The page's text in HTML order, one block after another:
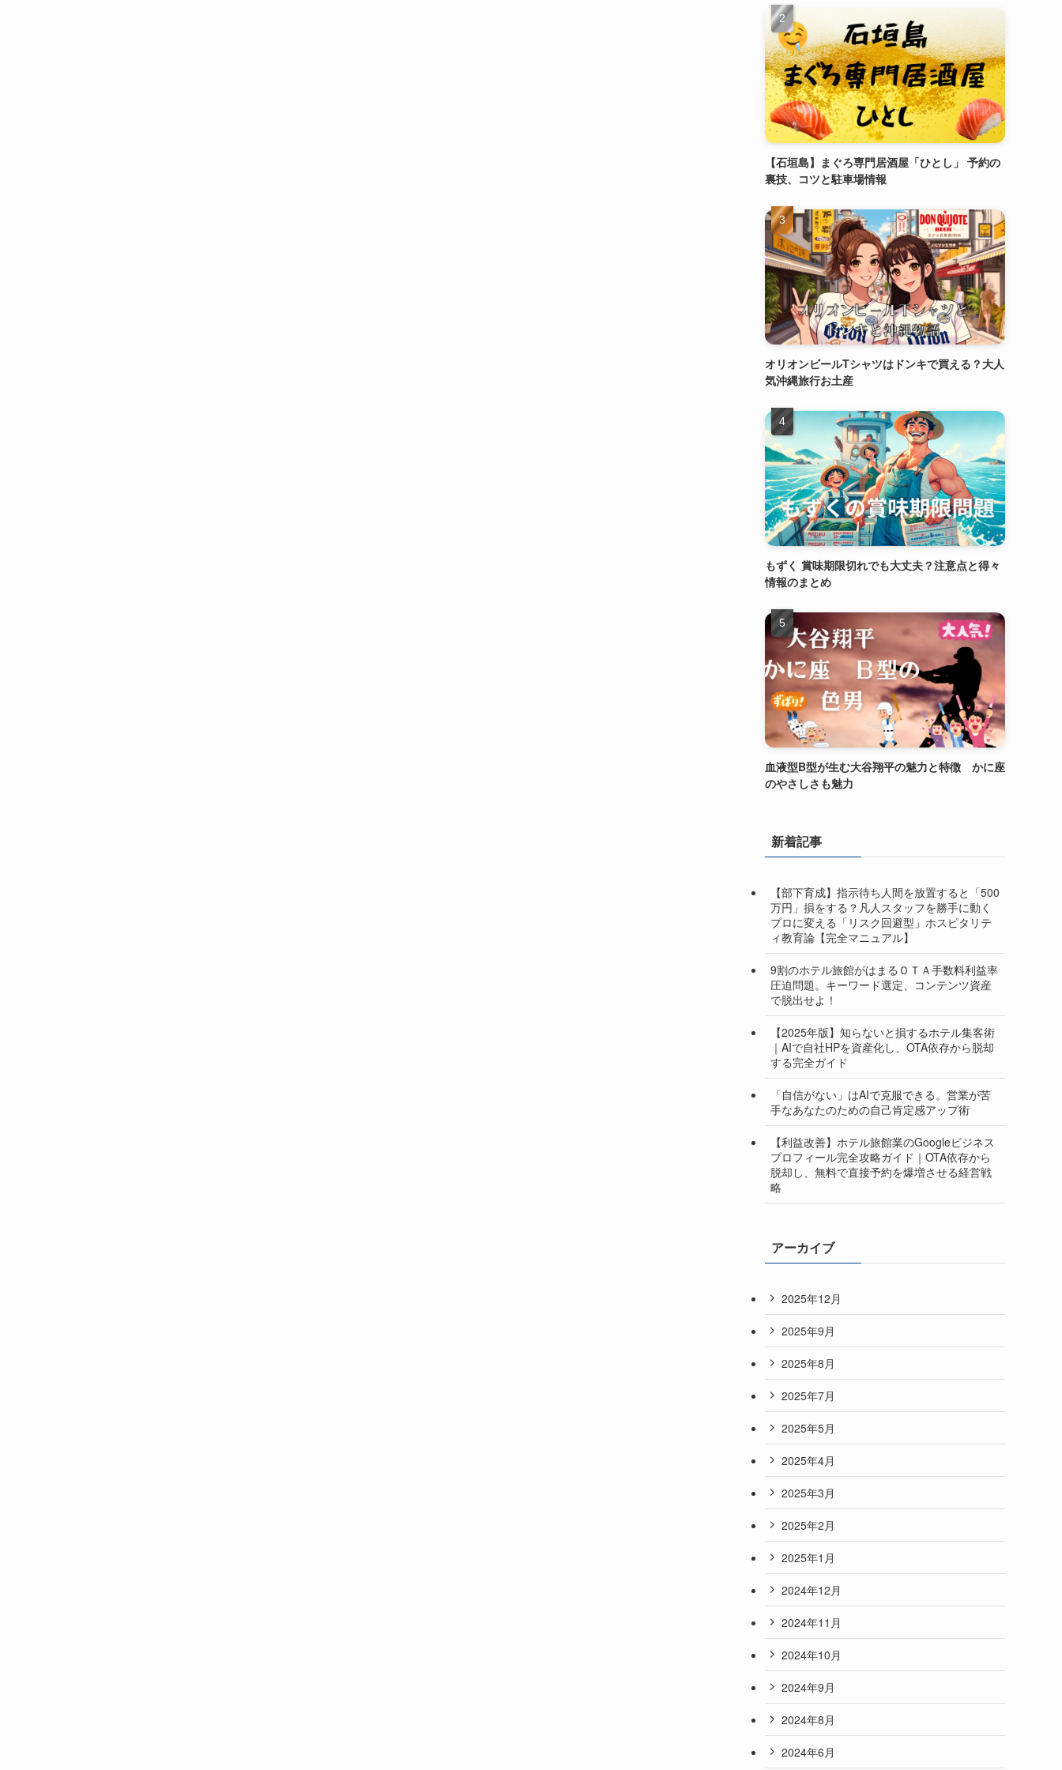
【石垣島】まぐろ専門居酒屋「ひとし」 予約の
裏技、コツと駐車場情報
オリオンビールTシャツはドンキで買える？大人
気沖縄旅行お土産
もずく 賞味期限切れでも大丈夫？注意点と得々
情報のまとめ
血液型B型が生む大谷翔平の魅力と特徴 かに座
のやさしさも魅力
新着記事
【部下育成】指示待ち人間を放置すると「500
万円」損をする？凡人スタッフを勝手に動く
プロに変える「リスク回避型」ホスピタリテ
ィ教育論【完全マニュアル】
9割のホテル旅館がはまるＯＴＡ手数料利益率
圧迫問題。キーワード選定、コンテンツ資産
で脱出せよ！
【2025年版】知らないと損するホテル集客術
｜AIで自社HPを資産化し、OTA依存から脱却
する完全ガイド
「自信がない」はAIで克服できる。営業が苦
手なあなたのための自己肯定感アップ術
【利益改善】ホテル旅館業のGoogleビジネス
プロフィール完全攻略ガイド｜OTA依存から
脱却し、無料で直接予約を爆増させる経営戦
略
アーカイブ
2025年12月
2025年9月
2025年8月
2025年7月
2025年5月
2025年4月
2025年3月
2025年2月
2025年1月
2024年12月
2024年11月
2024年10月
2024年9月
2024年8月
2024年6月